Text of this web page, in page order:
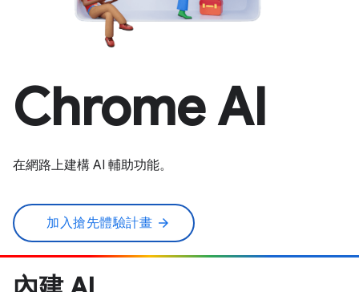
Chrome AI
在網路上建構 AI 輔助功能。
加入搶先體驗計畫 arrow_forward